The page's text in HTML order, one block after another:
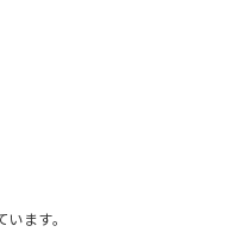
ます。